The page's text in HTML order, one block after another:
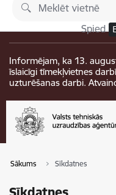
Pāriet uz lapas saturu
Spied
Informējam, ka 13.
īslaicīgi tīmekļvietnes
uzturēšanas darbi.
Sākums Sīkdatnes